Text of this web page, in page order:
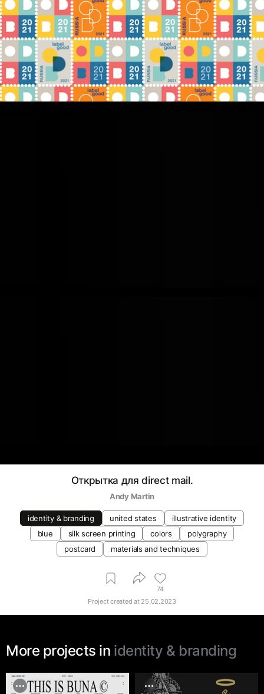
Открытка для direct mail.
Andy Martin
identity & branding united states
illustrative identity
blue
silk screen printing colors
polygraphy
postcard
materials and techniques
74
Project created at 25.02.2023
More projects in identity & branding